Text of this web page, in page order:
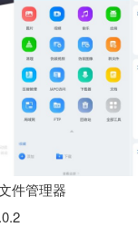
件管理器